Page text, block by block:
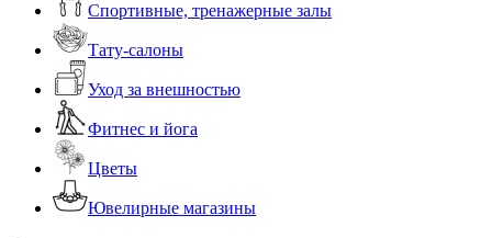
Спортивные, тренажерные залы
Тату-салоны
Уход за внешностью
Фитнес и йога
Цветы
Ювелирные магазины